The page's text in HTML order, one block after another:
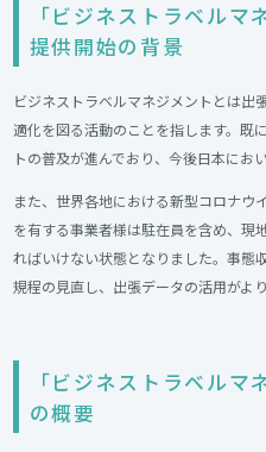
「ビジネストラベルマ
提供開始の背景
ビジネストラベルマネジメントとは出
適化を図る活動のことを指します。既
トの普及が進んでおり、今後日本にお
また、世界各地における新型コロナウ
を有する事業者様は駐在員を含め、現
ればいけない状態となりました。事態
規程の見直し、出張データの活用がよ
「ビジネストラベルマ
の概要